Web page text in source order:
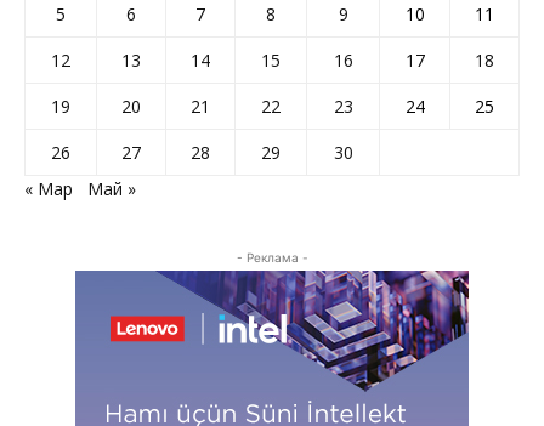
5
6 7 8 9 10
11
12
13 14 15 16 17
18
19
20 21 22 23 24
25
26
27 28 29
30
« Мар
Май »
- Реклама -